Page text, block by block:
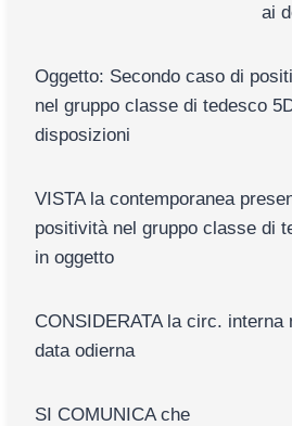
ai
Oggetto: Secondo caso di
nel gruppo classe di tedesco
disposizioni
VISTA la contemporanea
positività nel gruppo classe di
in oggetto
CONSIDERATA la circ. interna
data odierna
SI COMUNICA che